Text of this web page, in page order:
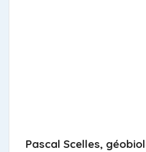
Pascal Scelles,